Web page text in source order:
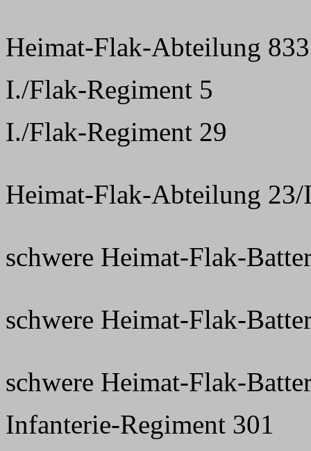
Heimat-Flak-Abteilung 833
I./Flak-Regiment 5
I./Flak-Regiment 29
Heimat-Flak-Abteilung 23/
schwere Heimat-Flak-
schwere Heimat-Flak-
schwere Heimat-Flak-
Infanterie-Regiment 301